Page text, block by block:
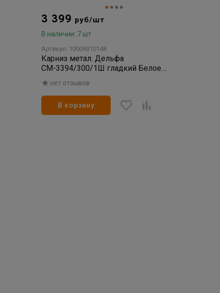
3 399 руб/шт
В наличии: 7 шт
Артикул: 10009310148
Карниз метал. Дельфа
СМ-3394/300/1Ш гладкий Белое
золото d-25
нет отзывов
В корзину